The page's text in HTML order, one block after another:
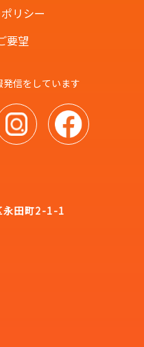
リシー
要望
発信をしています
永田町2-1-1